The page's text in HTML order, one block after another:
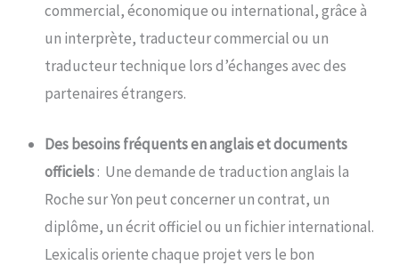
commercial, économique ou international, grâce à
un interprète, traducteur commercial ou un
traducteur technique lors d’échanges avec des
partenaires étrangers.
Des besoins fréquents en anglais et documents
officiels: Une demande de traduction anglais la
Roche sur Yon peut concerner un contrat, un
diplôme, un écrit officiel ou un fichier international.
Lexicalis oriente chaque projet vers le bon